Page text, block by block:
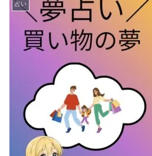
占い